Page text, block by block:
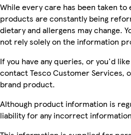
While every care has been taken
products are constantly being
dietary and allergens may change.
not rely solely on the information
If you have any queries, or you'd
contact Tesco Customer
brand product.
Although product information is
liability for any incorrect